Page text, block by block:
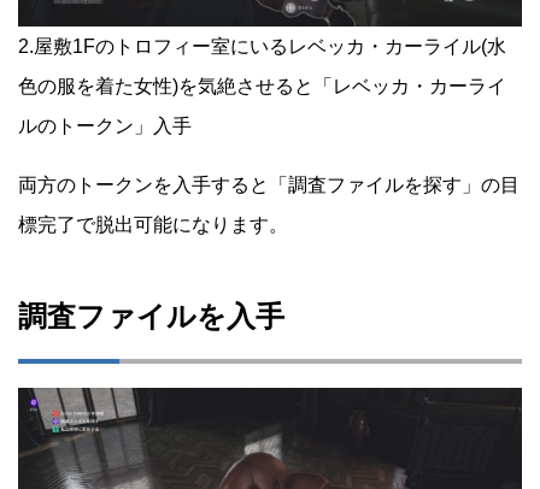
2.屋敷1Fのトロフィー室にいるレベッカ・カーライル(水
色の服を着た女性)を気絶させると「レベッカ・カーライ
ルのトークン」入手
両方のトークンを入手すると「調査ファイルを探す」の目
標完了で脱出可能になります。
調査ファイルを入手